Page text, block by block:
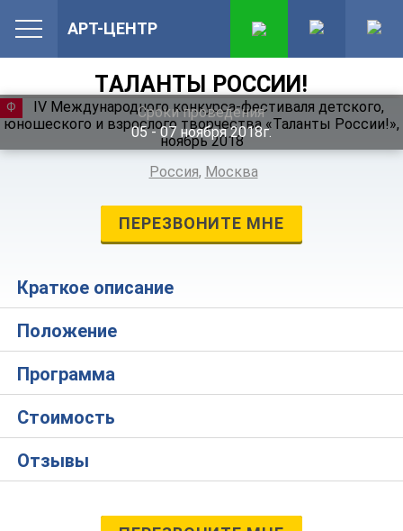
ТАЛАНТЫ РОССИИ!
Сроки проведения
05 ‐ 07 ноября 2018г.
ФЕСТИВАЛЬ
Россия, Москва
ПЕРЕЗВОНИТЕ МНЕ
Краткое описание
Положение
Программа
Стоимость
Отзывы
АРТ-ЦЕНТР